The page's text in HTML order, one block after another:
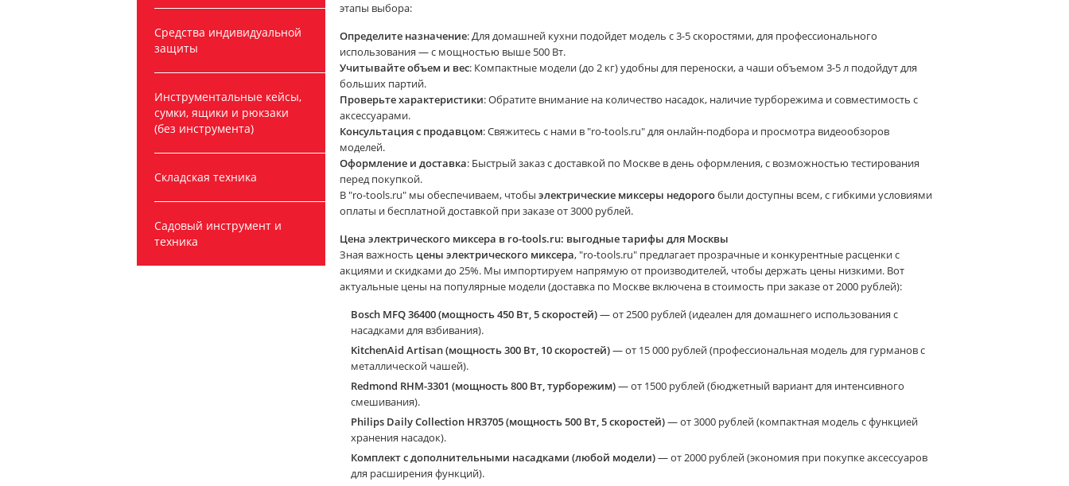
Средства индивидуальной
защиты
Инструментальные кейсы,
сумки, ящики и рюкзаки
(без инструмента)
Складская техника
Садовый инструмент и
техника
этапы выбора:
Определите назначение: Для домашней кухни подойдет модель с 3-5 скоростями, для профессионального
использования — с мощностью выше 500 Вт.
Учитывайте объем и вес: Компактные модели (до 2 кг) удобны для переноски, а чаши объемом 3-5 л подойдут для
больших партий.
Проверьте характеристики: Обратите внимание на количество насадок, наличие турборежима и совместимость с
аксессуарами.
Консультация с продавцом: Свяжитесь с нами в "ro-tools.ru" для онлайн-подбора и просмотра видеообзоров
моделей.
Оформление и доставка: Быстрый заказ с доставкой по Москве в день оформления, с возможностью тестирования
перед покупкой.
В "ro-tools.ru" мы обеспечиваем, чтобы электрические миксеры недорогобыли доступны всем, с гибкими условиями
оплаты и бесплатной доставкой при заказе от 3000 рублей.
Цена электрического миксера в ro-tools.ru: выгодные тарифы для Москвы
Зная важность цены электрического миксера, "ro-tools.ru" предлагает прозрачные и конкурентные расценки с
акциями и скидками до 25%. Мы импортируем напрямую от производителей, чтобы держать цены низкими. Вот
актуальные цены на популярные модели (доставка по Москве включена в стоимость при заказе от 2000 рублей):
Bosch MFQ 36400 (мощность 450 Вт, 5 скоростей)— от 2500 рублей (идеален для домашнего использования с
насадками для взбивания).
KitchenAid Artisan (мощность 300 Вт, 10 скоростей)— от 15 000 рублей (профессиональная модель для гурманов с
металлической чашей).
Redmond RHM-3301 (мощность 800 Вт, турборежим)— от 1500 рублей (бюджетный вариант для интенсивного
смешивания).
Philips Daily Collection HR3705 (мощность 500 Вт, 5 скоростей)— от 3000 рублей (компактная модель с функцией
хранения насадок).
Комплект с дополнительными насадками (любой модели)— от 2000 рублей (экономия при покупке аксессуаров
для расширения функций).